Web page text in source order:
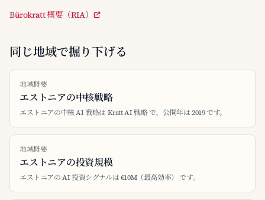
Bürokratt 概要（RIA）
同じ地域で掘り下げる
地域概要
エストニアの中核戦略
エストニアの中核 AI 戦略は Kratt AI 戦略 で、公開年は 2019 です。
地域概要
エストニアの投資規模
エストニアの AI 投資シグナルは €10M（最高効率） です。